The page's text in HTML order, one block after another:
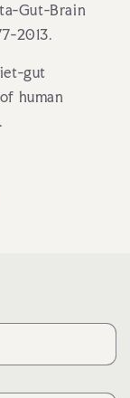
Gut-Brain
2013.
gut
human